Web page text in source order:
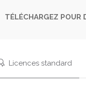
TÉLÉCHARGEZ POUR
Licences standard